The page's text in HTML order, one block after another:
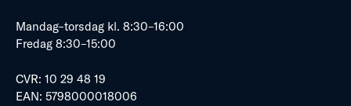
Mandag–torsdag kl. 8:30–16:00
Fredag 8:30–15:00
CVR: 10 29 48 19
EAN: 5798000018006